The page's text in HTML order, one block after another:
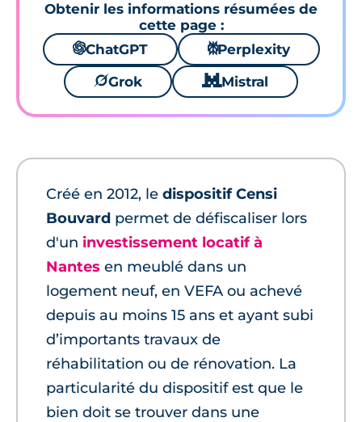
Obtenir les informations résumées de
cette page :
🌌ChatGPT ⚙Perplexity
🪐Grok 🐱 Mistral
Créé en 2012, le dispositif Censi
Bouvard permet de défiscaliser lors
d'un investissement locatif à
Nantes en meublé dans un
logement neuf, en VEFA ou achevé
depuis au moins 15 ans et ayant subi
d’importants travaux de
réhabilitation ou de rénovation. La
particularité du dispositif est que le
bien doit se trouver dans une